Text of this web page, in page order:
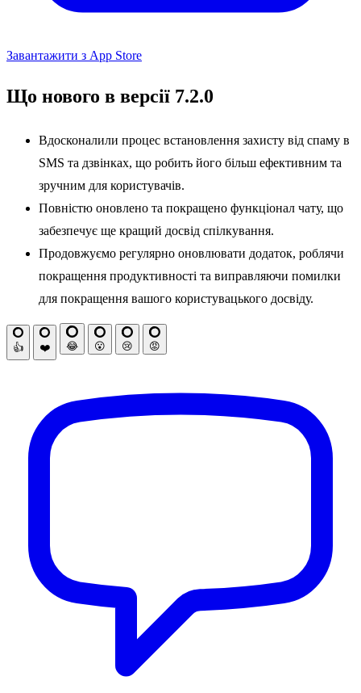
Завантажити з App Store
Що нового в версії 7.2.0
Вдосконалили процес встановлення захисту від спаму в
SMS та дзвінках, що робить його більш ефективним та
зручним для користувачів.
Повністю оновлено та покращено функціонал чату, що
забезпечує ще кращий досвід спілкування.
Продовжуємо регулярно оновлювати додаток, роблячи
покращення продуктивності та виправляючи помилки
для покращення вашого користувацького досвіду.
👍 ❤️ 😂 😮 😢 😡